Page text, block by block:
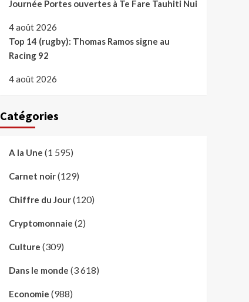
Journée Portes ouvertes à Te Fare Tauhiti Nui
4 août 2026
Top 14 (rugby): Thomas Ramos signe au
Racing 92
4 août 2026
Catégories
A la Une (1 595)
Carnet noir(129)
Chiffre du Jour(120)
Cryptomonnaie (2)
Culture (309)
Dans le monde (3 618)
Economie (988)